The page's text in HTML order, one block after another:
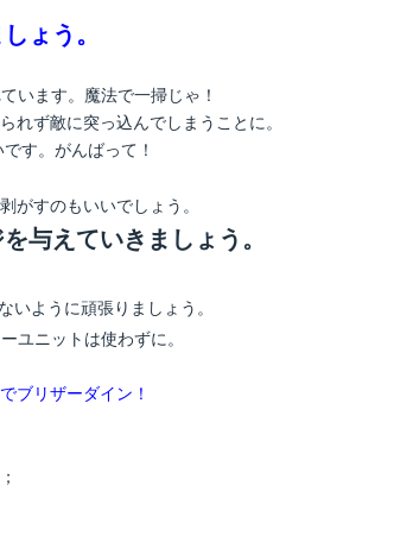
ょう。
います。魔法で一掃じゃ！
れず敵に突っ込んでしまうことに。
す。がんばって！
がすのもいいでしょう。
与えていきましょう。
いように頑張りましょう。
ユニットは使わずに。
ブリザーダイン！